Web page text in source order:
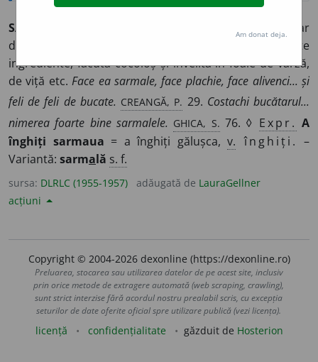
SARM
) Preparat culinar
din carne tocată amestecată cu orez și cu alte
ingrediente, făcută cocoloș și învelită în foaie de varză,
de viță etc.Face ea sarmale, face plachie, face alivenci... și
feli de feli de bucate. CREANGĂ, P. 29. Costachi bucătarul...
nimerea foarte bine sarmalele. GHICA, S. 76. ◊ Expr. A
înghiți sarmaua = a înghiți gălușca, v. înghiți. –
Variantă: sarmală s. f.
sursa: DLRLC (1955-1957) adăugată de LauraGellner
acțiuni
Copyright © 2004-2026 dexonline (https://dexonline.ro)
Preluarea, stocarea sau utilizarea datelor de pe acest site, inclusiv
prin orice metode de extragere automată (web scraping, crawling),
sunt strict interzise fără acordul nostru prealabil scris, cu excepția
seturilor de date oferite oficial spre utilizare publică (vezi licența).
licență confidențialitate găzduit de Hosterion
Am donat deja.